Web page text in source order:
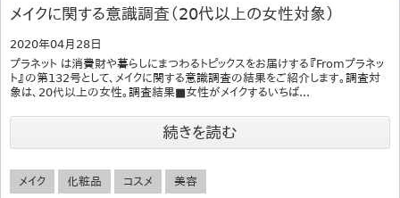
メイクに関する意識調査（20代以上の女性対象）
2020年04月28日
プラネット は消費財や暮らしにまつわるトピックスをお届けする『Fromプラネッ
ト』の第132号として、メイクに関する意識調査の結果をご紹介します。調査対
象は、20代以上の女性。調査結果■女性がメイクするいちば...
続きを読む
メイク 化粧品 コスメ 美容